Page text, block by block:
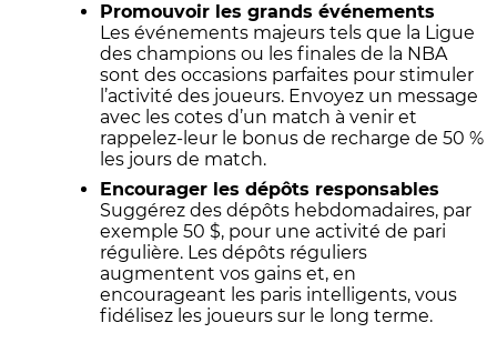
Promouvoir les grands événements
Les événements majeurs tels que la Ligue
des champions ou les finales de la NBA
sont des occasions parfaites pour stimuler
l’activité des joueurs. Envoyez un message
avec les cotes d’un match à venir et
rappelez-leur le bonus de recharge de 50 %
les jours de match.
Encourager les dépôts responsables
Suggérez des dépôts hebdomadaires, par
exemple 50 $, pour une activité de pari
régulière. Les dépôts réguliers
augmentent vos gains et, en
encourageant les paris intelligents, vous
fidélisez les joueurs sur le long terme.